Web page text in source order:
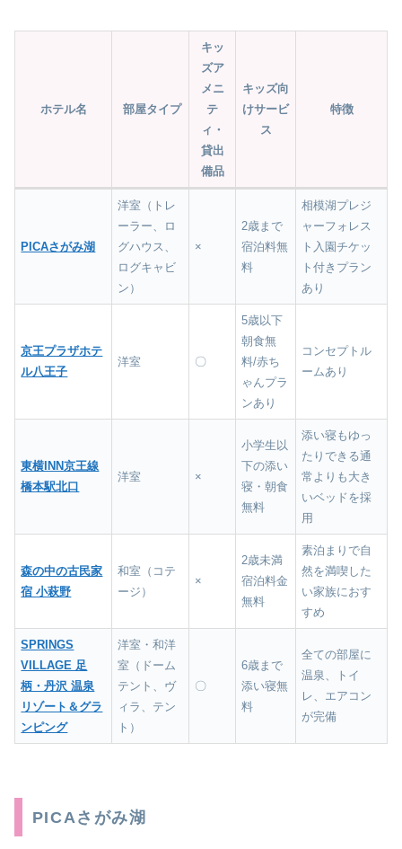
ホテル名 部屋タイプ
キッ
ズア
メニ
テ
ィ・
貸出
備品
キッズ向
けサービ
ス
特徴
PICAさがみ湖
洋室（トレ
ーラー、ロ
グハウス、
ログキャビ
ン）
×
2歳まで
宿泊料無
料
相模湖プレジ
ャーフォレス
ト入園チケッ
ト付きプラン
あり
京王プラザホテ
ル八王子
洋室 〇
5歳以下
朝食無
料/赤ち
ゃんプラ
ンあり
コンセプトル
ームあり
東横INN京王線
橋本駅北口
洋室 ×
小学生以
下の添い
寝・朝食
無料
添い寝もゆっ
たりできる通
常よりも大き
いベッドを採
用
森の中の古民家
宿 小萩野
和室（コテ
ージ）
×
2歳未満
宿泊料金
無料
素泊まりで自
然を満喫した
い家族におす
すめ
SPRINGS
VILLAGE 足
柄・丹沢 温泉
リゾート＆グラ
ンピング
洋室・和洋
室（ドーム
テント、ヴ
ィラ、テン
ト）
〇
6歳まで
添い寝無
料
全ての部屋に
温泉、トイ
レ、エアコン
が完備
PICAさがみ湖